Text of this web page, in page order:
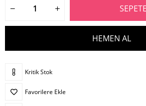
Kritik Stok
Favorilere Ekle